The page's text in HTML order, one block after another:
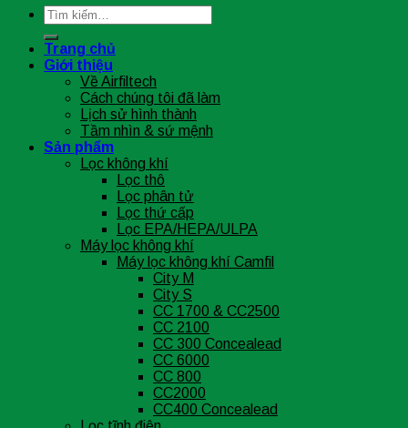
Tìm
kiếm:
Trang chủ
Giới thiệu
Về Airfiltech
Cách chúng tôi đã làm
Lịch sử hình thành
Tầm nhìn & sứ mệnh
Sản phẩm
Lọc không khí
Lọc thô
Lọc phân tử
Lọc thứ cấp
Lọc EPA/HEPA/ULPA
Máy lọc không khí
Máy lọc không khí Camfil
City M
City S
CC 1700 & CC2500
CC 2100
CC 300 Concealead
CC 6000
CC 800
CC2000
CC400 Concealead